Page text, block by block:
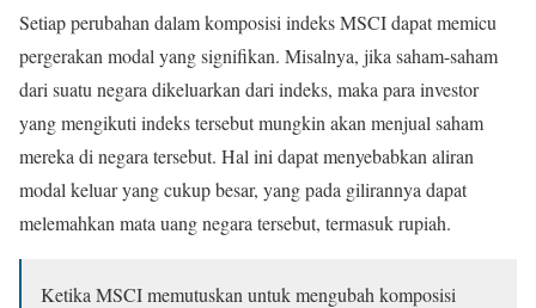
Setiap perubahan dalam komposisi indeks MSCI dapat memicu
pergerakan modal yang signifikan. Misalnya, jika saham-saham
dari suatu negara dikeluarkan dari indeks, maka para investor
yang mengikuti indeks tersebut mungkin akan menjual saham
mereka di negara tersebut. Hal ini dapat menyebabkan aliran
modal keluar yang cukup besar, yang pada gilirannya dapat
melemahkan mata uang negara tersebut, termasuk rupiah.
Ketika MSCI memutuskan untuk mengubah komposisi